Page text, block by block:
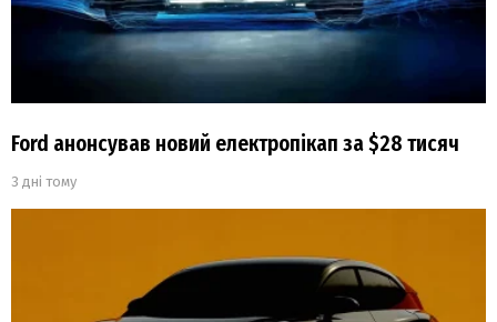
Ford анонсував новий електропікап за $28 тисяч
3 дні тому